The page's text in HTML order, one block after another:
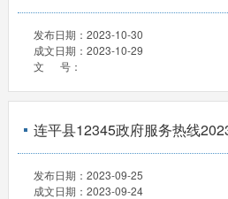
发布日期： 2023-10-30
成文日期： 2023-10-29
文 号：
连平县12345政府服务热线
发布日期： 2023-09-25
成文日期： 2023-09-24